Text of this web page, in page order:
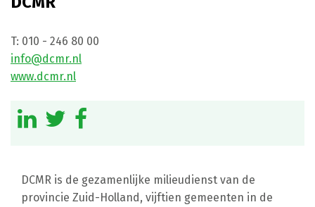
T: 010 - 246 80 00
info@dcmr.nl
www.dcmr.nl
DCMR is de gezamenlijke milieudienst van de
provincie Zuid-Holland, vijftien gemeenten in de